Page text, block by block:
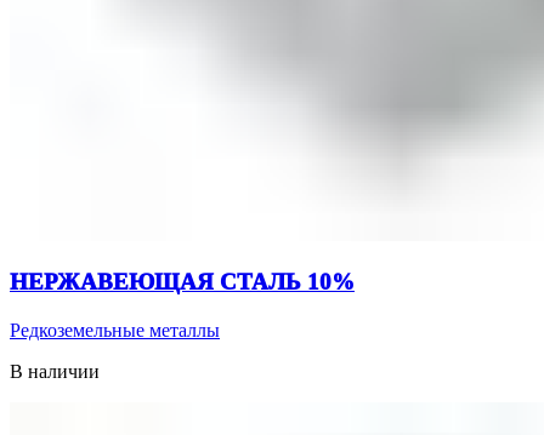
НЕРЖАВЕЮЩАЯ СТАЛЬ 10%
Редкоземельные металлы
В наличии